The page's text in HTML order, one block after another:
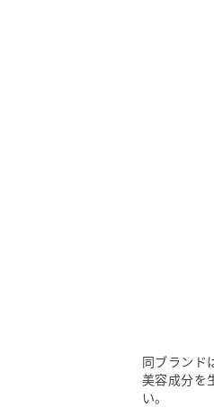
同ブランド
美容成分を
い。